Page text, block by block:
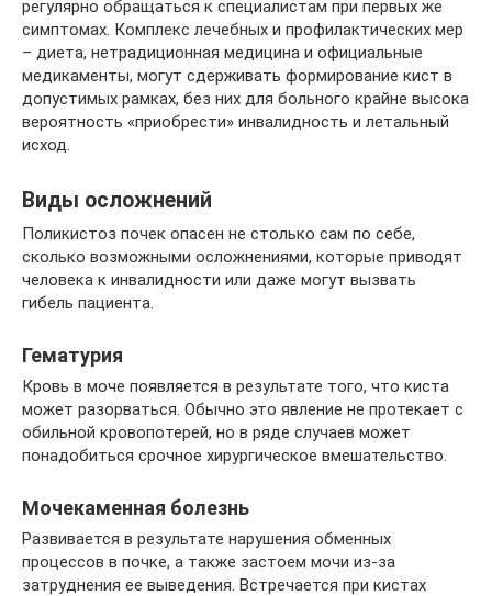
регулярно обращаться к специалистам при первых же
симптомах. Комплекс лечебных и профилактических мер
– диета, нетрадиционная медицина и официальные
медикаменты, могут сдерживать формирование кист в
допустимых рамках, без них для больного крайне высока
вероятность «приобрести» инвалидность и летальный
исход.
Виды осложнений
Поликистоз почек опасен не столько сам по себе,
сколько возможными осложнениями, которые приводят
человека к инвалидности или даже могут вызвать
гибель пациента.
Гематурия
Кровь в моче появляется в результате того, что киста
может разорваться. Обычно это явление не протекает с
обильной кровопотерей, но в ряде случаев может
понадобиться срочное хирургическое вмешательство.
Мочекаменная болезнь
Развивается в результате нарушения обменных
процессов в почке, а также застоем мочи из-за
затруднения ее выведения. Встречается при кистах